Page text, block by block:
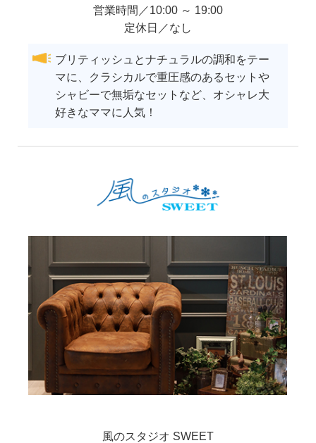
営業時間／10:00 ～ 19:00
定休日／なし
ブリティッシュとナチュラルの調和をテー
マに、クラシカルで重圧感のあるセットや
シャビーで無垢なセットなど、オシャレ大
好きなママに人気！
風のスタジオ SWEET